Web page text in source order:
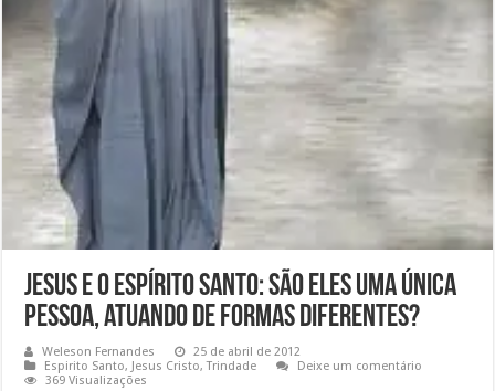
Jesus e o Espírito Santo: São Eles uma única
Pessoa, atuando de formas diferentes?
Weleson Fernandes
25 de abril de 2012
Espirito Santo, Jesus Cristo,Trindade
Deixe um comentário
369 Visualizações